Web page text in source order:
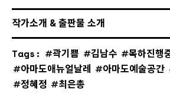
작가소개 & 출판물 소개
Tags: 곽기쁨 김남수 목하진행
아마도애뉴얼날레
아마도예술공간
정혜정
최은총